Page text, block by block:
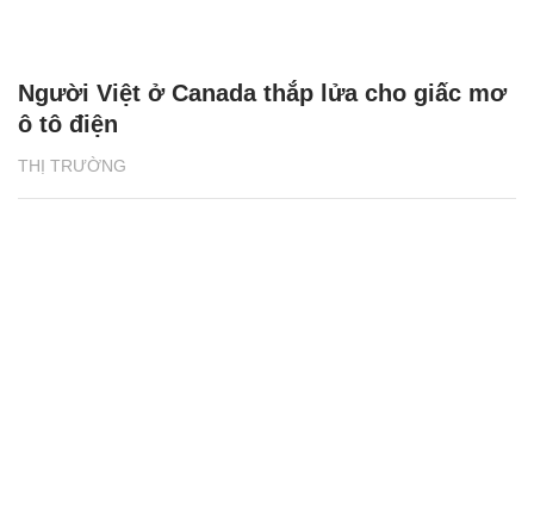
THỊ TRƯỜNG
Người Việt ở Canada thắp lửa cho giấc mơ
ô tô điện